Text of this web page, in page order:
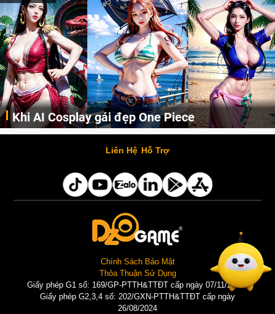
Perona được AI vẽ lại dưới hình thức Cosplay cực kỳ chuẩn chỉnh.
Cosplay Xiangling siêu cute
Liên Hệ Hỗ Trợ
Chính Sách Bảo Mật
Thỏa Thuận Sử Dụng
Giấy phép G1 số: 169/GP-PTTH&TTĐT cấp ngày 07/11/2025 |
Giấy phép G2,3,4 số: 202/GXN-PTTH&TTĐT cấp ngày
26/08/2024